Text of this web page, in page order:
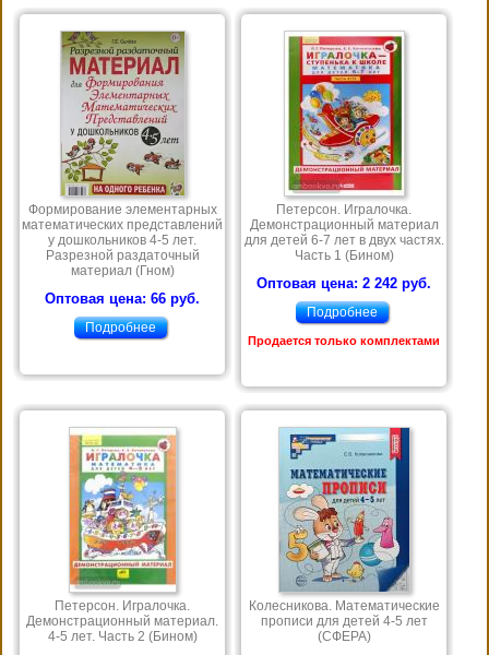
Формирование элементарных
математических представлений
у дошкольников 4-5 лет.
Разрезной раздаточный
материал (Гном)
Оптовая цена: 66 руб.
Подробнее
Петерсон. Игралочка.
Демонстрационный материал
для детей 6-7 лет в двух частях.
Часть 1 (Бином)
Оптовая цена: 2 242 руб.
Подробнее
Продается только комплектами
Петерсон. Игралочка.
Демонстрационный материал.
4-5 лет. Часть 2 (Бином)
Колесникова. Математические
прописи для детей 4-5 лет
(СФЕРА)